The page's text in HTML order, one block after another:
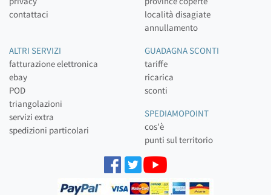
contattaci
località disagiate
annullamento
ALTRI SERVIZI
fatturazione elettronica
ebay
POD
triangolazioni
servizi extra
spedizioni particolari
GUADAGNA SCONTI
tariffe
ricarica
sconti
SPEDIAMOPOINT
cos'è
punti sul territorio